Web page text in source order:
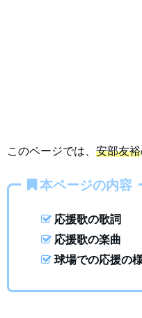
このページでは、 安部友裕
本ページの内容
応援歌の歌詞
応援歌の楽曲
球場での応援の